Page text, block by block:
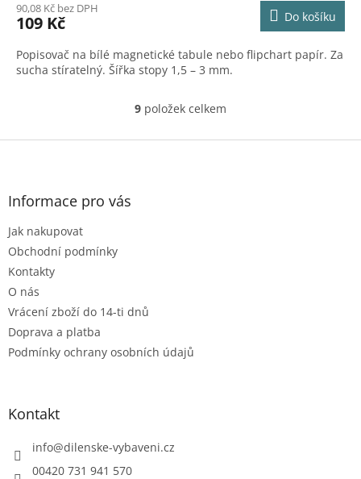
90,08 Kč bez DPH
109 Kč Do košíku
Popisovač na bílé magnetické tabule nebo flipchart papír. Za
sucha stíratelný. Šířka stopy 1,5 – 3 mm.
O
l
p
i
9 položek celkem
Z
Informace pro vás
Jak nakupovat
Obchodní podmínky
Kontakty
O nás
Vrácení zboží do 14-ti dnů
Doprava a platba
Podmínky ochrany osobních údajů
Kontakt
info@dilenske-vybaveni.cz
00420 731 941 570